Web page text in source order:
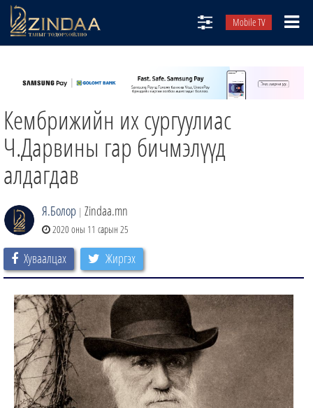
Mobile TV
ТВ8
ӨГЛӨӨНИЙ СОНИН
АУДИО ЗОХИОЛ
ЗИНДАА СЭТГҮҮЛ
Кембрижийн их сургуулиас
Ч.Дарвины гар бичмэлүүд
алдагдав
Я.Болор | Zindaa.mn
2020 оны 11 сарын 25
Хуваалцах Жиргэх